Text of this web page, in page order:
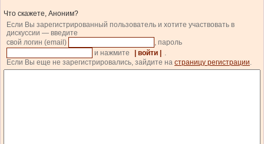
Что скажете, Аноним?
Если Вы зарегистрированный пользователь и хотите участвовать в
дискуссии — введите
свой логин (email)
, пароль
и нажмите
| войти |
.
Если Вы еще не зарегистрировались, зайдите на страницу регистрации.